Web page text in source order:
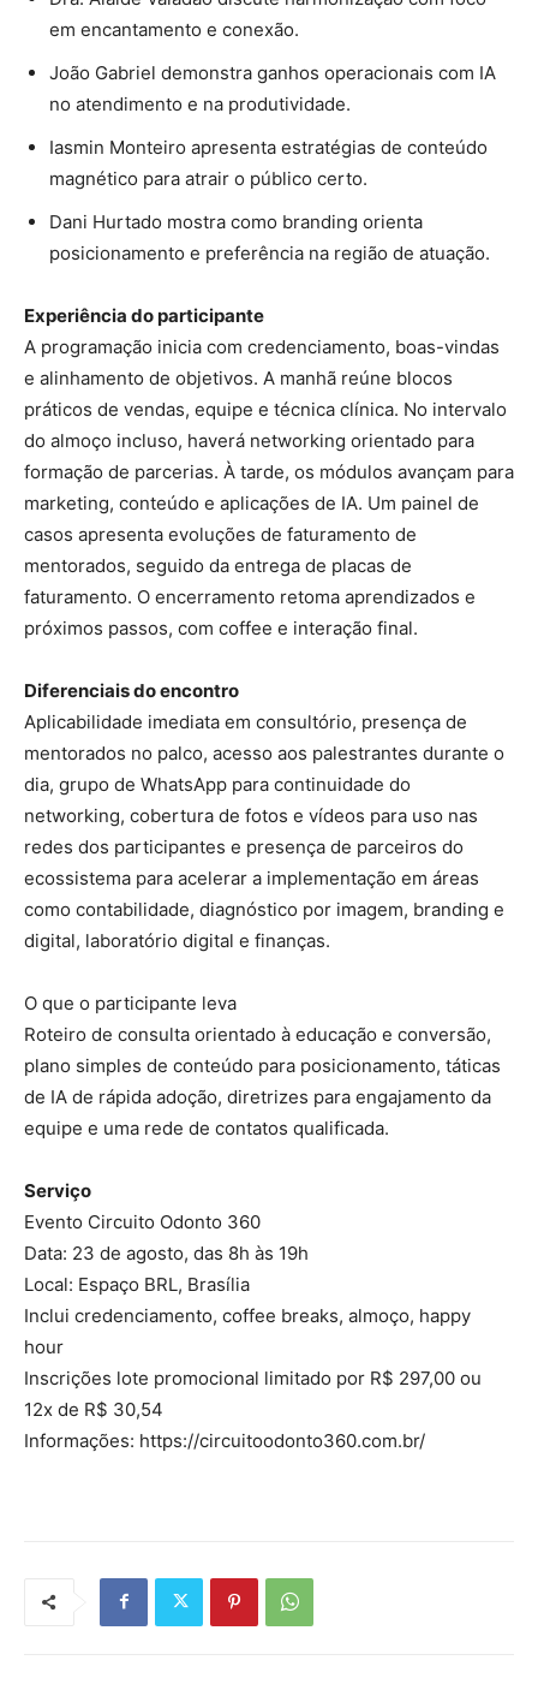
em encantamento e conexão.
João Gabriel demonstra ganhos operacionais com IA
no atendimento e na produtividade.
Iasmin Monteiro apresenta estratégias de conteúdo
magnético para atrair o público certo.
Dani Hurtado mostra como branding orienta
posicionamento e preferência na região de atuação.
Experiência do participante
A programação inicia com credenciamento, boas-vindas
e alinhamento de objetivos. A manhã reúne blocos
práticos de vendas, equipe e técnica clínica. No intervalo
do almoço incluso, haverá networking orientado para
formação de parcerias. À tarde, os módulos avançam para
marketing, conteúdo e aplicações de IA. Um painel de
casos apresenta evoluções de faturamento de
mentorados, seguido da entrega de placas de
faturamento. O encerramento retoma aprendizados e
próximos passos, com coffee e interação final.
Diferenciais do encontro
Aplicabilidade imediata em consultório, presença de
mentorados no palco, acesso aos palestrantes durante o
dia, grupo de WhatsApp para continuidade do
networking, cobertura de fotos e vídeos para uso nas
redes dos participantes e presença de parceiros do
ecossistema para acelerar a implementação em áreas
como contabilidade, diagnóstico por imagem, branding e
digital, laboratório digital e finanças.
O que o participante leva
Roteiro de consulta orientado à educação e conversão,
plano simples de conteúdo para posicionamento, táticas
de IA de rápida adoção, diretrizes para engajamento da
equipe e uma rede de contatos qualificada.
Serviço
Evento Circuito Odonto 360
Data: 23 de agosto, das 8h às 19h
Local: Espaço BRL, Brasília
Inclui credenciamento, coffee breaks, almoço, happy
hour
Inscrições lote promocional limitado por R$ 297,00 ou
12x de R$ 30,54
Informações: https://circuitoodonto360.com.br/